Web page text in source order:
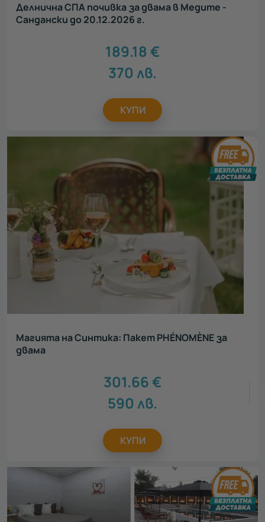
Делнична СПА почивка за двама в Медите -
Сандански до 20.12.2026 г.
189.18 €
370 лв.
КУПИ
Магията на Синтика: Пакет PHÉNOMÈNE за
двама
301.66€
590 лв.
КУПИ